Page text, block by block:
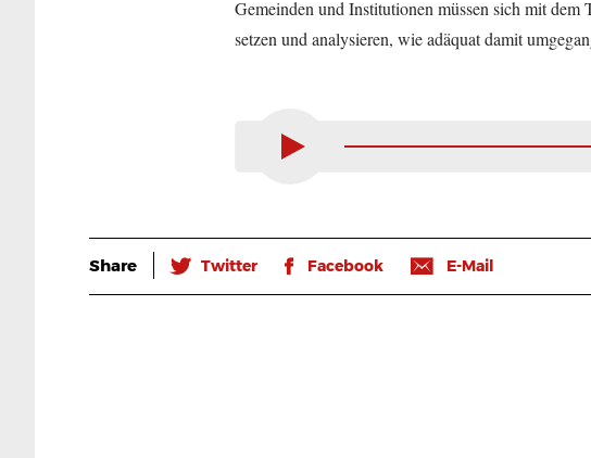
Gemeinden und Institutionen müssen sich mit dem
setzen und analysieren, wie adäquat damit
Share 🐦 Twitter 𝖿 Facebook 📧 E-Mail